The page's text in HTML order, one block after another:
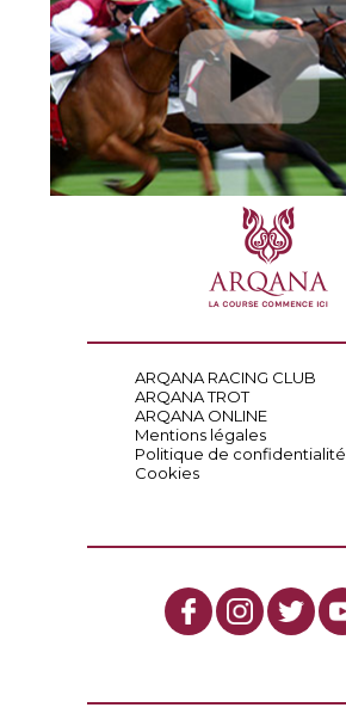
ARQANA RACING CLUB
ARQANA TROT
ARQANA ONLINE
Mentions légales
Politique de confidentialité
Cookies